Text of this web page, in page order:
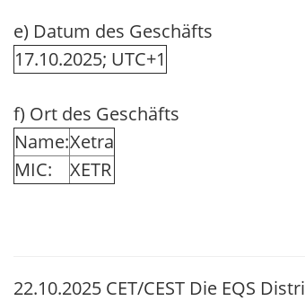
e) Datum des Geschäfts
17.10.2025; UTC+1
f) Ort des Geschäfts
Name:Xetra
MIC:
XETR
22.10.2025 CET/CEST Die EQS